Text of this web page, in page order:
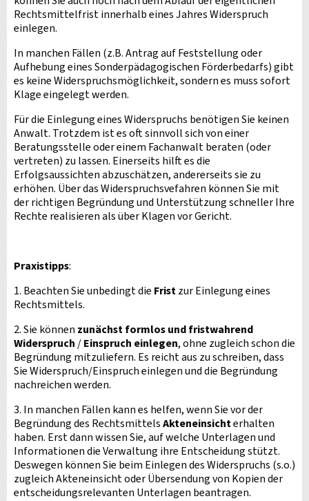
Rechtsmittelfrist innerhalb eines Jahres Widerspruch
einlegen.
In manchen Fällen (z.B. Antrag auf Feststellung oder
Aufhebung eines Sonderpädagogischen Förderbedarfs) gibt
es keine Widerspruchsmöglichkeit, sondern es muss sofort
Klage eingelegt werden.
Für die Einlegung eines Widerspruchs benötigen Sie keinen
Anwalt. Trotzdem ist es oft sinnvoll sich von einer
Beratungsstelle oder einem Fachanwalt beraten (oder
vertreten) zu lassen. Einerseits hilft es die
Erfolgsaussichten abzuschätzen, andererseits sie zu
erhöhen. Über das Widerspruchsvefahren können Sie mit
der richtigen Begründung und Unterstützung schneller Ihre
Rechte realisieren als über Klagen vor Gericht.
Praxistipps:
1. Beachten Sie unbedingt die Fristzur Einlegung eines
Rechtsmittels.
2. Sie können zunächst formlos und fristwahrend
Widerspruch /Einspruch einlegen, ohne zugleich schon die
Begründung mitzuliefern. Es reicht aus zu schreiben, dass
Sie Widerspruch/Einspruch einlegen und die Begründung
nachreichen werden.
3. In manchen Fällen kann es helfen, wenn Sie vor der
Begründung des RechtsmittelsAkteneinsichterhalten
haben. Erst dann wissen Sie, auf welche Unterlagen und
Informationen die Verwaltung ihre Entscheidung stützt.
Deswegen können Sie beim Einlegen des Widerspruchs (s.o.)
zugleich Akteneinsicht oder Übersendung von Kopien der
entscheidungsrelevanten Unterlagen beantragen.